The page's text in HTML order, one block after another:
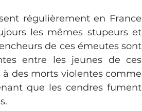
régulièrement en France
les mêmes stupeurs et
de ces émeutes sont
entre les jeunes de ces
à des morts violentes comme
que les cendres fument